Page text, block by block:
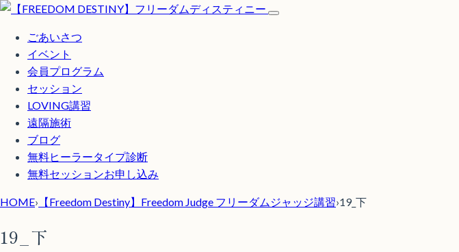
ごあいさつ
イベント
会員プログラム
セッション
LOVING講習
遠隔施術
ブログ
無料ヒーラータイプ診断
無料セッションお申し込み
HOME› 【Freedom Destiny】Freedom Judge フリーダムジャッジ講習›19_下
19_下